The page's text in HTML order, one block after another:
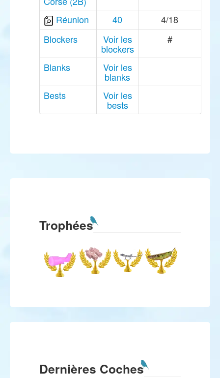
Réunion
40
4/18
Blockers
Voir les
blockers
#
Blanks Voir les
blanks
Bests
Voir les
bests
Trophées
Dernières Coches